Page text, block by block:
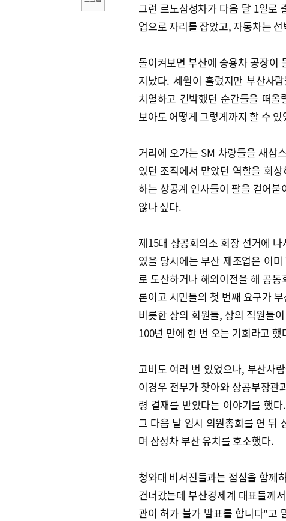
그런 르노삼성차가 다음 달 1일로
업으로 자리를 잡았고, 자동차는
돌이켜보면 부산에 승용차 공장이
지났다. 세월이 흘렀지만 부산사
치열하고 긴박했던 순간들을 떠
보아도 어떻게 그렇게까지 할 수
거리에 오가는 SM 차량들을 새삼
있던 조직에서 맡았던 역할을 회
하는 상공계 인사들이 팔을 걷어
않나 싶다.
제15대 상공회의소 회장 선거에
였을 당시에는 부산 제조업은 이
로 도산하거나 해외이전을 해 공
론이고 시민들의 첫 번째 요구가
비롯한 상의 회원들, 상의 직원들
100년 만에 한 번 오는 기회라고 했
고비도 여러 번 있었으나, 부산사
이경우 전무가 찾아와 상공부장관
령 결재를 받았다는 이야기를 했
그 다음 날 임시 의원총회를 연 뒤
며 삼성차 부산 유치를 호소했다.
청와대 비서진들과는 점심을 함께
건너갔는데 부산경제계 대표들께
관이 허가 불가 발표를 합니다"고